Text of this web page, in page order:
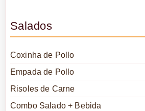
Salados
Coxinha de Pollo
Empada de Pollo
Risoles de Carne
Combo Salado + Bebida